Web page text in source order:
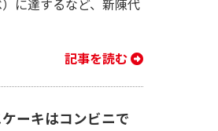
記事を読む
ーキはコンビニで